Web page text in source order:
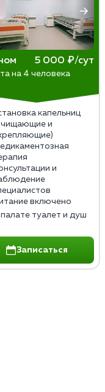
психологу.
со стороны
ней возможно
5 000 ₽/сут
на 4 человека
капельниц
и
и
включено
туалет и душ
Записаться